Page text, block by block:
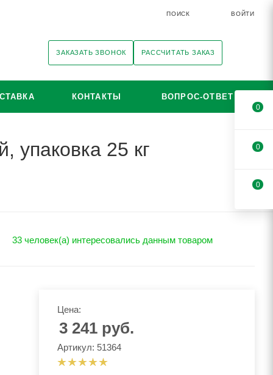
ПОИСК ВОЙТИ
ЗАКАЗАТЬ ЗВОНОК РАССЧИТАТЬ ЗАКАЗ
КОНТАКТЫ ВОПРОС-ОТВЕТ
упаковка 25 кг
33 человек(а) интересовались данным товаром
Цена:
3 241руб.
Артикул: 51364
0
0
0